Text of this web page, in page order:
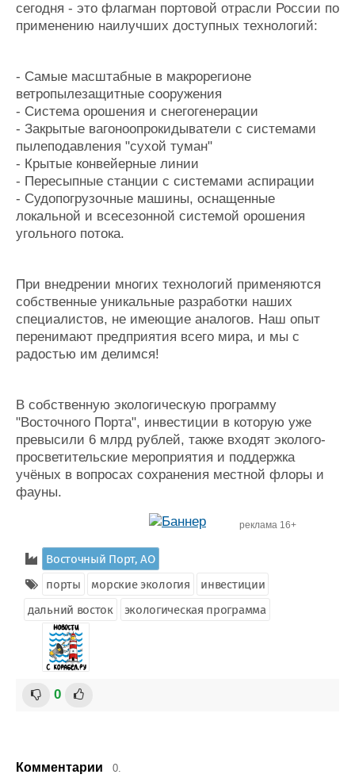
сегодня - это флагман портовой отрасли России по
применению наилучших доступных технологий:
- Самые масштабные в макрорегионе
ветропылезащитные сооружения
- Система орошения и снегогенерации
- Закрытые вагоноопрокидыватели с системами
пылеподавления "сухой туман"
- Крытые конвейерные линии
- Пересыпные станции с системами аспирации
- Судопогрузочные машины, оснащенные
локальной и всесезонной системой орошения
угольного потока.
При внедрении многих технологий применяются
собственные уникальные разработки наших
специалистов, не имеющие аналогов. Наш опыт
перенимают предприятия всего мира, и мы с
радостью им делимся!
В собственную экологическую программу
"Восточного Порта", инвестиции в которую уже
превысили 6 млрд рублей, также входят эколого-
просветительские мероприятия и поддержка
учёных в вопросах сохранения местной флоры и
фауны.
реклама 16+
Восточный Порт, АО
порты
морские экология
инвестиции
дальний восток
экологическая программа
0
Комментарии 0.